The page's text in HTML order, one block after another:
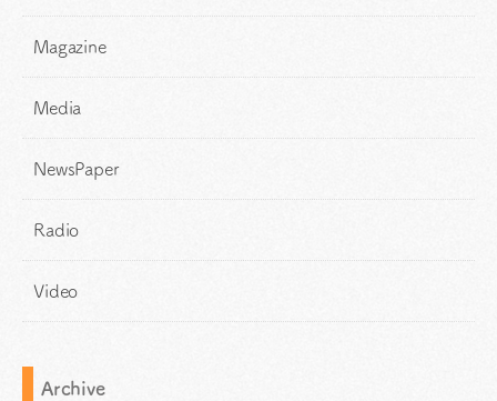
Magazine
Media
NewsPaper
Radio
Video
Archive